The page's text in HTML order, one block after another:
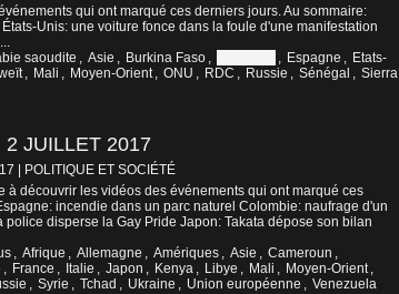
qui ont marqué ces derniers jours. Au sommaire:
Unis: une voiture fonce dans la foule d'une manifestation
saoudite , Asie , Burkina Faso , , Espagne , Etats-
, Mali , Moyen-Orient , ONU , RDC , Russie , Sénégal , Sierra
2 JUILLET 2017
POLITIQUE ET SOCIÉTÉ
à découvrir les vidéos des événements qui ont marqué ces
incendie dans un parc naturel Colombie: naufrage d'un
police disperse la Gay Pride Japon: Takata dépose son bilan
, Afrique , Allemagne , Amériques , Asie , Cameroun ,
, France , Italie , Japon , Kenya , Libye , Mali , Moyen-Orient ,
, Syrie , Tchad , Ukraine , Union européenne , Venezuela